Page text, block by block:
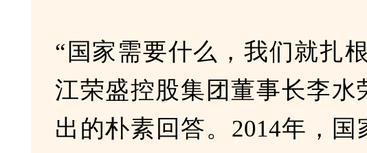
“国家需要什么，我们就扎
江荣盛控股集团董事长李水
出的朴素回答。2014年，